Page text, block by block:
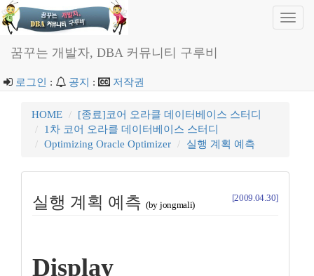
꿈꾸는 개발자, DBA 커뮤니티 구루비
로그인 : 공지 : 저작권
HOME
[종료]코어 오라클 데이터베이스 스터디
1차 코어 오라클 데이터베이스 스터디
Optimizing Oracle Optimizer
실행 계획 예측
실행 계획 예측 (by jongmali)
[2009.04.30]
Display